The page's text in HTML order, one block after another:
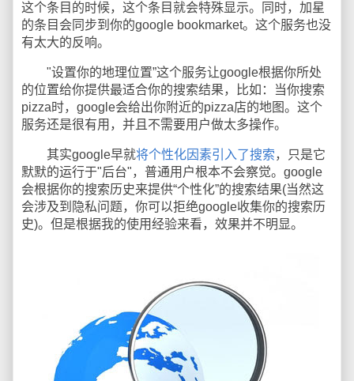
这个条目的时候，这个条目就会特殊显示。同时，加星
的条目会同步到你的google bookmarket。这个服务也没
有太大的反响。
"设置你的地理位置”这个服务让google根据你所处
的位置给你提供最适合你的搜索结果，比如：当你搜索
pizza时，google会给出你附近的pizza店的地图。这个
服务还是很有用，并且不需要用户做太多操作。
其实google早就将个性化因素引入了搜索，只是它
默默的运行于"后台"，普通用户根本不会察觉。google
会根据你的搜索历史来提供“个性化”的搜索结果(当然这
会涉及到隐私问题，你可以拒绝google收集你的搜索历
史)。但是根据我的使用经验来看，效果并不明显。